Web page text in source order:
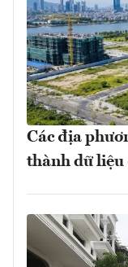
Các địa
thành dữ liệu